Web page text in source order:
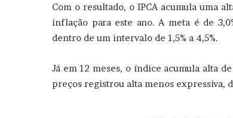
Com o resultado, o IPCA acumula uma
inflação para este ano. A meta é de
dentro de um intervalo de 1,5% a 4,5%.
Já em 12 meses, o índice acumula alta
preços registrou alta menos expressiva,